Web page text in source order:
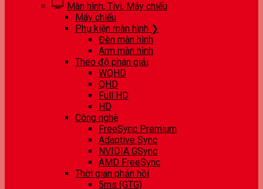
Màn hình, Tivi, Máy chiếu
Máy chiếu
Phụ kiện màn hình ❯
Đèn màn hình
Arm màn hình
Theo độ phân giải
WQHD
QHD
Full HD
HD
Công nghệ
FreeSync Premium
Adaptive Sync
NVIDIA GSync
AMD FreeSync
Thời gian phản hồi
5ms (GTG)